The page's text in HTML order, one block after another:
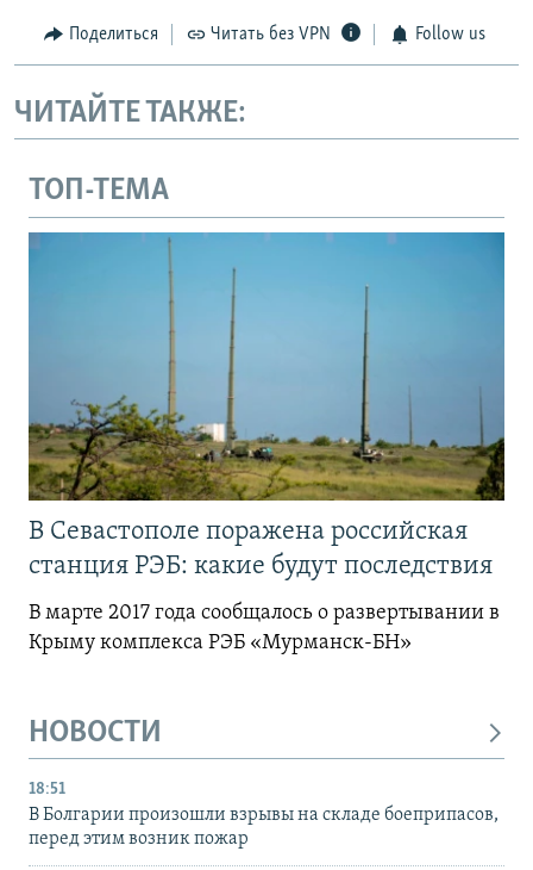
Поделиться Читать без VPN Follow us
ЧИТАЙТЕ ТАКЖЕ:
ТОП-ТЕМА
В Севастополе поражена российская
станция РЭБ: какие будут последствия
В марте 2017 года сообщалось о развертывании в
Крыму комплекса РЭБ «Мурманск-БН»
НОВОСТИ
18:51
В Болгарии произошли взрывы на складе боеприпасов,
перед этим возник пожар